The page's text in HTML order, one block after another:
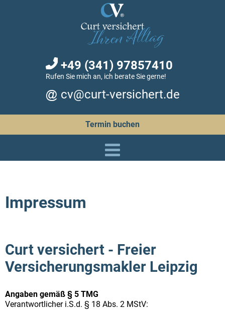
+49 (341) 97857410
Rufen Sie mich an, ich berate Sie gerne!
cv@curt-versichert.de
Termin buchen
Impressum
Curt versichert - Freier
Versicherungsmakler Leipzig
Angaben gemäß § 5 TMG
Verantwortlicher i.S.d. § 18 Abs. 2 MStV: